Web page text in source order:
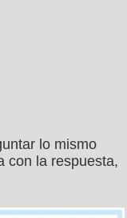
lo mismo
con la respuesta,